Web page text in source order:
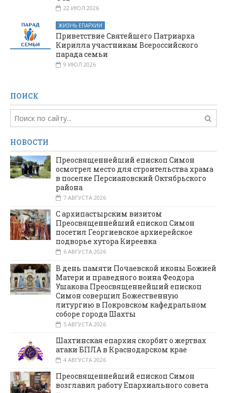
22 ИЮЛ 2026
ЖИЗНЬ ЕПАРХИИ
Приветствие Святейшего Патриарха
Кирилла участникам Всероссийского
парада семьи
9 ИЮЛ 2026
ПОИСК
НОВОСТИ
Преосвященнейший епископ Симон
осмотрел место для строительства храма
в поселке Персиановский Октябрьского
района
7 АВГУСТА 2026
С архипастырским визитом
Преосвященнейший епископ Симон
посетил Георгиевское архиерейское
подворье хутора Киреевка
6 АВГУСТА 2026
В день памяти Почаевской иконы Божией
Матери и праведного воина Феодора
Ушакова Преосвященнейший епископ
Симон совершил Божественную
литургию в Покровском кафедральном
соборе города Шахты
5 АВГУСТА 2026
Шахтинская епархия скорбит о жертвах
атаки БПЛА в Краснодарском крае
4 АВГУСТА 2026
Преосвященнейший епископ Симон
возглавил работу Епархиального совета